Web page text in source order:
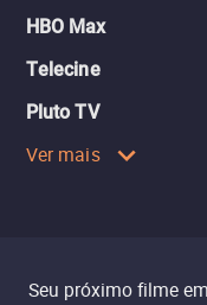
HBO Max
Telecine
Pluto TV
Ver mais
Seu próximo filme